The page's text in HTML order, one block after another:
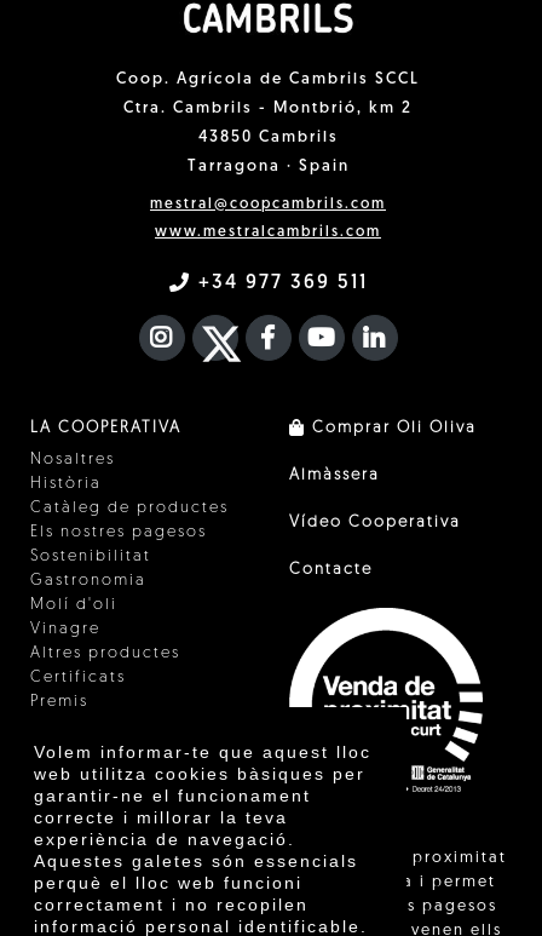
Volem informar-te que aquest lloc
web utilitza cookies bàsiques per
garantir-ne el funcionament
correcte i millorar la teva
experiència de navegació.
Aquestes galetes són essencials
perquè el lloc web funcioni
correctament i no recopilen
informació personal identificable.
Coop. Agrícola de Cambrils SCCL
Ctra. Cambrils - Montbrió, km 2
43850 Cambrils
Tarragona · Spain
mestral@coopcambrils.com
www.mestralcambrils.com
+34 977 369 511
INSTAGRAM
TWITTER
FACEBOOK F
YOUTUBEFA LINKEDIN
LA COOPERATIVA
Nosaltres
Història
Catàleg de productes
Els nostres pagesos
Sostenibilitat
Gastronomia
Molí d'oli
Vinagre
Altres productes
Certificats
Premis
Comprar Oli Oliva
Almàssera
Vídeo Cooperativa
Contacte
"La venda de proximitat
està regulada i permet
identificar els pagesos
catalans que venen ells